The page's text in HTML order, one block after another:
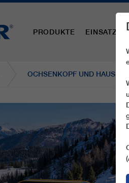
PRODUKTE
OCHSENKOPF UND HAUSER